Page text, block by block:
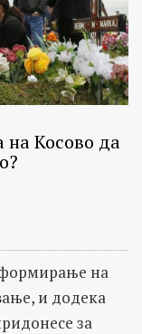
на Косово да
формирање на
и додека
за